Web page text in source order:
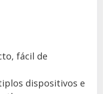
fácil de
dispositivos e